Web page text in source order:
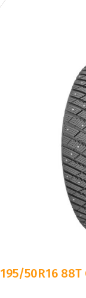
195/50R16 88T